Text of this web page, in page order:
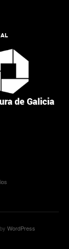
WordPress